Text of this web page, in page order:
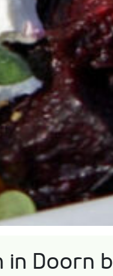
in Doorn